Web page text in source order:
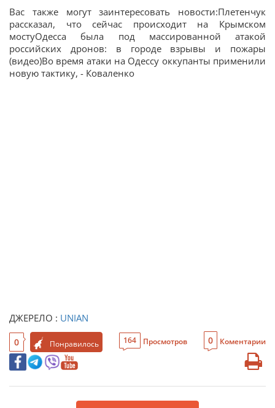
Вас также могут заинтересовать новости:Плетенчук
рассказал, что сейчас происходит на Крымском
мостуОдесса была под массированной атакой
российских дронов: в городе взрывы и пожары
(видео)Во время атаки на Одессу оккупанты применили
новую тактику, - Коваленко
ДЖЕРЕЛО : UNIAN
0 Понравилось 164 Просмотров 0 Коментарии